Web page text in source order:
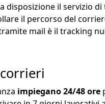
disposizione il servizio di
il percorso del
mail è il tracking
impiegano 24/48 ore